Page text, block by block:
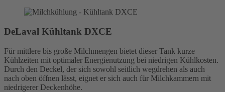
DeLaval Kühltank DXCE
Für mittlere bis große Milchmengen bietet dieser Tank kurze
Kühlzeiten mit optimaler Energienutzung bei niedrigen Kühlkosten.
Durch den Deckel, der sich sowohl seitlich wegdrehen als auch
nach oben öffnen lässt, eignet er sich auch für Milchkammern mit
niedrigerer Deckenhöhe.